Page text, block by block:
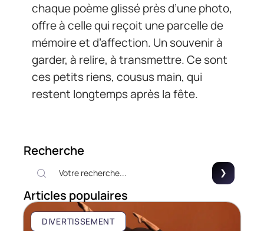
chaque poème glissé près d’une photo,
offre à celle qui reçoit une parcelle de
mémoire et d’affection. Un souvenir à
garder, à relire, à transmettre. Ce sont
ces petits riens, cousus main, qui
restent longtemps après la fête.
Recherche
Articles populaires
DIVERTISSEMENT